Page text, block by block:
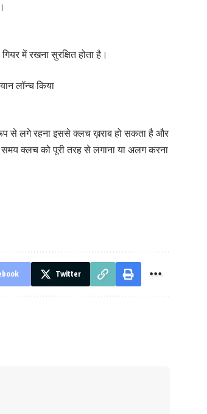
में रखना सुरक्षित होता है।
लॉन्च किया
से लगे रहना इससे क्लच ख़राब हो सकता है और
क्लच को पूरी तरह से लगाना या अलग करना
Twitter